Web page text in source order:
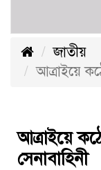
জাতীয়
আত্রাইয়ে
আত্রাইয়ে
সেনাবাহিনী